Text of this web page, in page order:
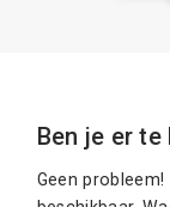
Ben je er
Geen